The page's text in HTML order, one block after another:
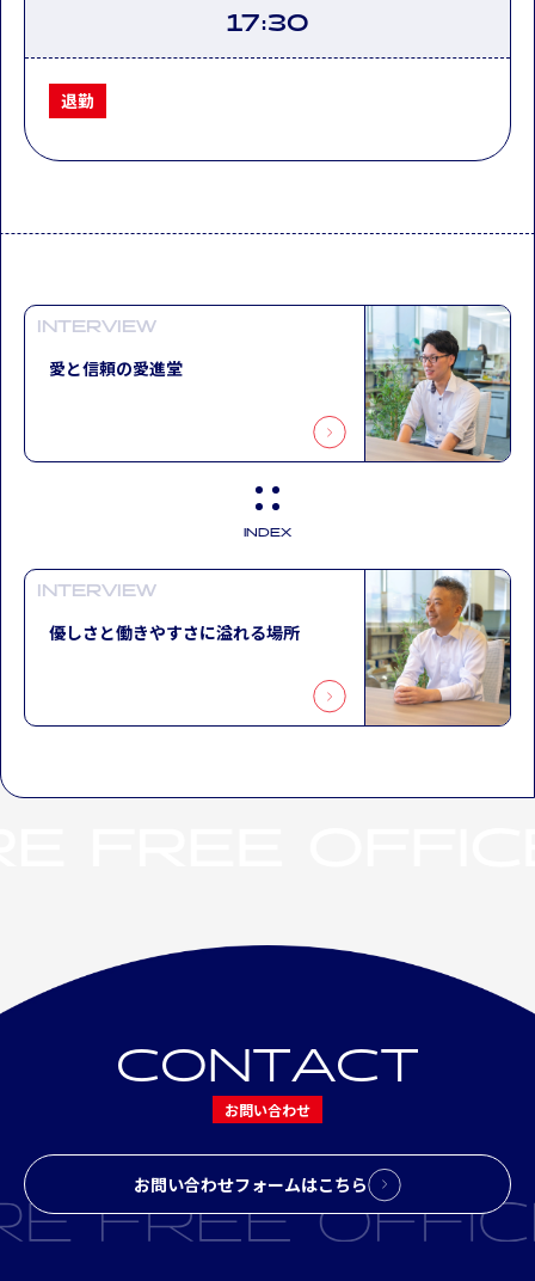
17:30
退勤
INTERVIEW
愛と信頼の愛進堂
INDEX
INTERVIEW
優しさと働きやすさに溢れる場所
CONTACT
お問い合わせ
お問い合わせフォームはこちら